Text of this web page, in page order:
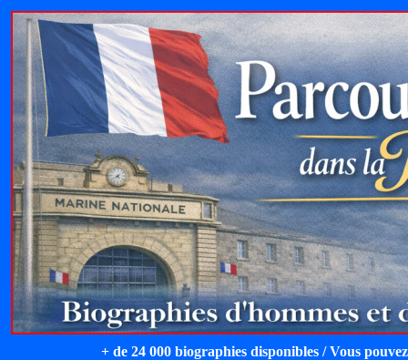
+ de 24 000 biographies disponibles / Vous